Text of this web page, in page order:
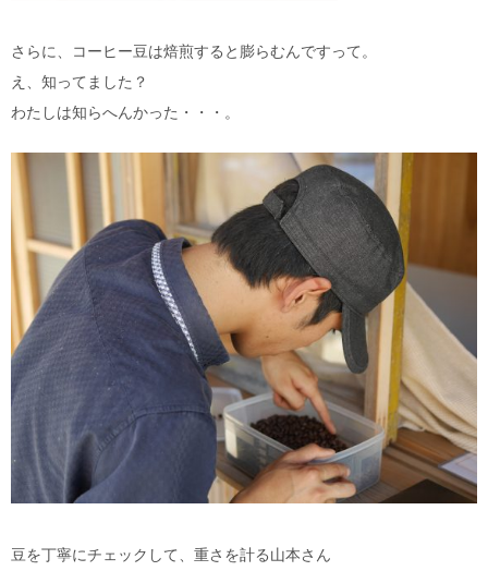
さらに、コーヒー豆は焙煎すると膨らむんですって。
え、知ってました？
わたしは知らへんかった・・・。
豆を丁寧にチェックして、重さを計る山本さん